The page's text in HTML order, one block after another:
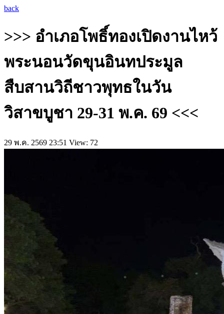
back
>>> อำเภอโพธิ์ทองเปิดงานไหว้
พระนอนวัดขุนอินทประมูล
สืบสานวิถีชาวพุทธในวัน
วิสาขบูชา 29-31 พ.ค. 69 <<<
29 พ.ค. 2569 23:51 View: 72